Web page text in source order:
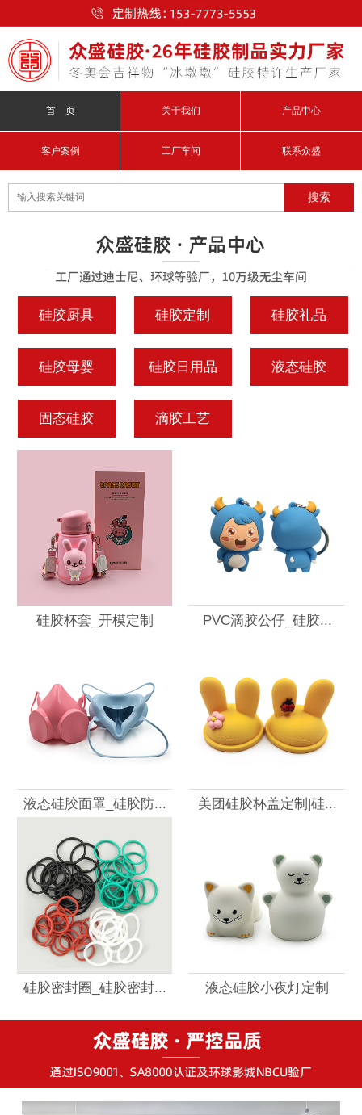
首 页 关于我们 产品中心
客户案例 工厂车间 联系众盛
硅胶厨具 硅胶定制 硅胶礼品
硅胶母婴 硅胶日用品 液态硅胶
固态硅胶 滴胶工艺
硅胶杯套_开模定制 PVC滴胶公仔_硅胶...
液态硅胶面罩_硅胶防... 美团硅胶杯盖定制|硅...
硅胶密封圈_硅胶密封... 液态硅胶小夜灯定制